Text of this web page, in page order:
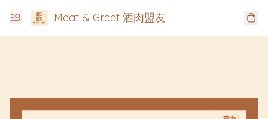
Meat & Greet 酒肉盟友